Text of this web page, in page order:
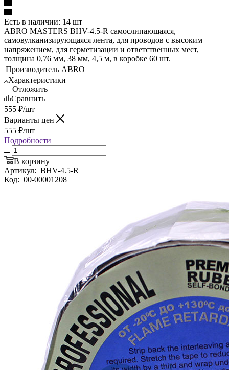
Есть в наличии: 14 шт
ABRO MASTERS BHV-4.5-R самослипающаяся,
самовулканизирующаяся лента, для проводов с высоким
напряжением, для герметизации и ответственных мест,
толщина 0,76 мм, 38 мм, 4,5 м, в коробке 60 шт.
Производитель ABRO
Характеристики
Отложить
Сравнить
555 ₽/шт
Варианты цен
555 ₽/шт
Подробности
В корзину
Артикул: BHV-4.5-R
Код: 00-00001208